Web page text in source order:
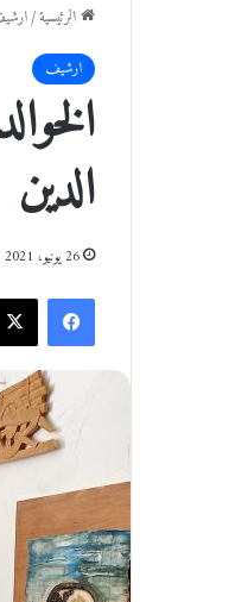
الرئيسية/
ارشيف
الدين
26 يونيو، 2021
فيسبوك